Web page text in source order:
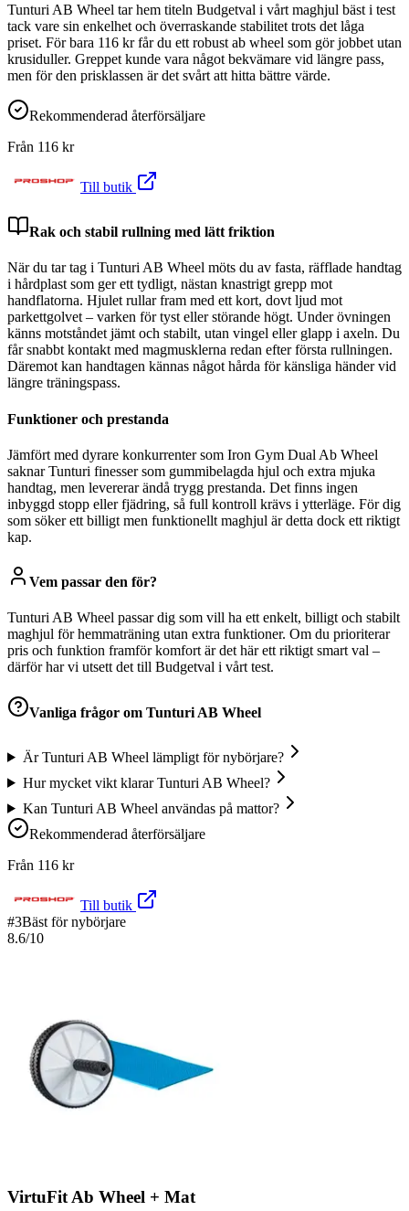
Tunturi AB Wheel tar hem titeln Budgetval i vårt maghjul bäst i test
tack vare sin enkelhet och överraskande stabilitet trots det låga
priset. För bara 116 kr får du ett robust ab wheel som gör jobbet utan
krusiduller. Greppet kunde vara något bekvämare vid längre pass,
men för den prisklassen är det svårt att hitta bättre värde.
Rekommenderad återförsäljare
Från 116 kr
Till butik
Rak och stabil rullning med lätt friktion
När du tar tag i Tunturi AB Wheel möts du av fasta, räfflade handtag
i hårdplast som ger ett tydligt, nästan knastrigt grepp mot
handflatorna. Hjulet rullar fram med ett kort, dovt ljud mot
parkettgolvet – varken för tyst eller störande högt. Under övningen
känns motståndet jämt och stabilt, utan vingel eller glapp i axeln. Du
får snabbt kontakt med magmusklerna redan efter första rullningen.
Däremot kan handtagen kännas något hårda för känsliga händer vid
längre träningspass.
Funktioner och prestanda
Jämfört med dyrare konkurrenter som Iron Gym Dual Ab Wheel
saknar Tunturi finesser som gummibelagda hjul och extra mjuka
handtag, men levererar ändå trygg prestanda. Det finns ingen
inbyggd stopp eller fjädring, så full kontroll krävs i ytterläge. För dig
som söker ett billigt men funktionellt maghjul är detta dock ett riktigt
kap.
Vem passar den för?
Tunturi AB Wheel passar dig som vill ha ett enkelt, billigt och stabilt
maghjul för hemmaträning utan extra funktioner. Om du prioriterar
pris och funktion framför komfort är det här ett riktigt smart val –
därför har vi utsett det till Budgetval i vårt test.
Vanliga frågor om Tunturi AB Wheel
Är Tunturi AB Wheel lämpligt för nybörjare?
Hur mycket vikt klarar Tunturi AB Wheel?
Kan Tunturi AB Wheel användas på mattor?
Rekommenderad återförsäljare
Från 116 kr
Till butik
#3Bäst för nybörjare
8.6/10
VirtuFit Ab Wheel + Mat